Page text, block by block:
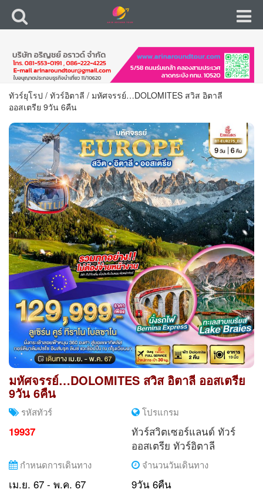
ทัวร์ยุโรป / ทัวร์อิตาลี / มหัศจรรย์…DOLOMITES สวิส อิตาลี
ออสเตรีย 9วัน 6คืน
มหัศจรรย์…DOLOMITES สวิส อิตาลี ออสเตรีย
9วัน 6คืน
รหัสทัวร์
19937
โปรแกรม
ทัวร์สวิตเซอร์แลนด์ ทัวร์
ออสเตรีย ทัวร์อิตาลี
กำหนดการเดินทาง
เม.ย. 67 - พ.ค. 67
จำนวนวันเดินทาง
9วัน 6คืน